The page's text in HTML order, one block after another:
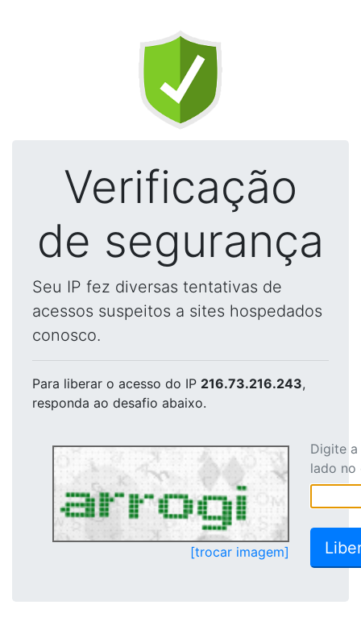
Verificação
de segurança
Seu IP fez diversas tentativas de
acessos suspeitos a sites hospedados
conosco.
Para liberar o acesso do IP 216.73.216.243,
responda ao desafio abaixo.
[trocar imagem]
Digite
lado no